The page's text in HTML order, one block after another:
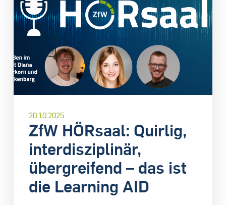
20.10.2025
ZfW HÖRsaal: Quirlig,
interdisziplinär,
übergreifend – das ist
die Learning AID